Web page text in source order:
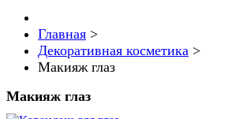
Главная >
Декоративная косметика >
Макияж глаз
Макияж глаз